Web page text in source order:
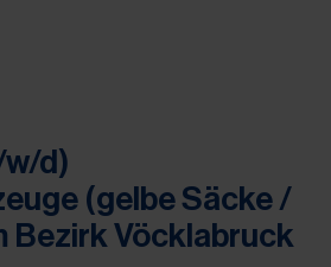
d)
(gelbe Säcke /
Bezirk Vöcklabruck